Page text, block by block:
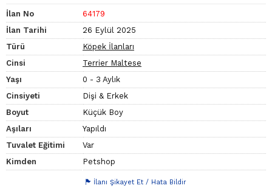
İlan No
64179
İlan Tarihi
26 Eylül 2025
Türü
Köpek İlanları
Cinsi
Terrier Maltese
Yaşı
0 - 3 Aylık
Cinsiyeti
Dişi & Erkek
Boyut
Küçük Boy
Aşıları
Yapıldı
Tuvalet Eğitimi
Var
Kimden
Petshop
İlanı Şikayet Et / Hata Bildir